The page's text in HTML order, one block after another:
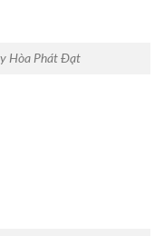
Hòa Phát Đạt